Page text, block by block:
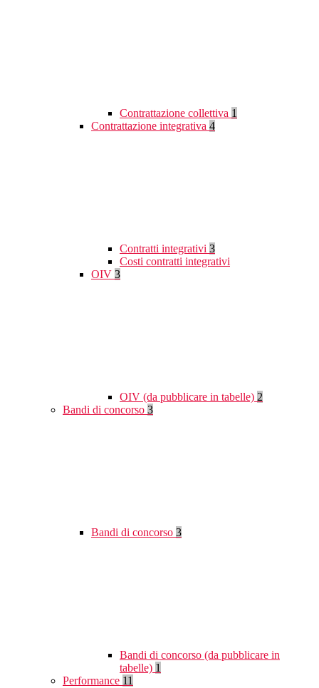
Contrattazione collettiva 1
Contrattazione integrativa 4
Contratti integrativi 3
Costi contratti integrativi
OIV 3
OIV (da pubblicare in tabelle) 2
Bandi di concorso 3
Bandi di concorso 3
Bandi di concorso (da pubblicare in
tabelle) 1
Performance 11